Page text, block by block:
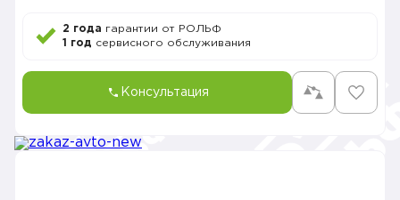
2 года гарантии от РОЛЬФ
1 год сервисного обслуживания
Консультация